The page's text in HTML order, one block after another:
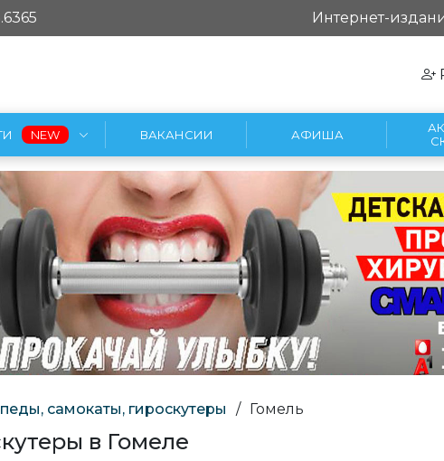
Интернет-
ВАКАНСИИ АФИША
самокаты, гироскутеры / Гомель
в Гомеле